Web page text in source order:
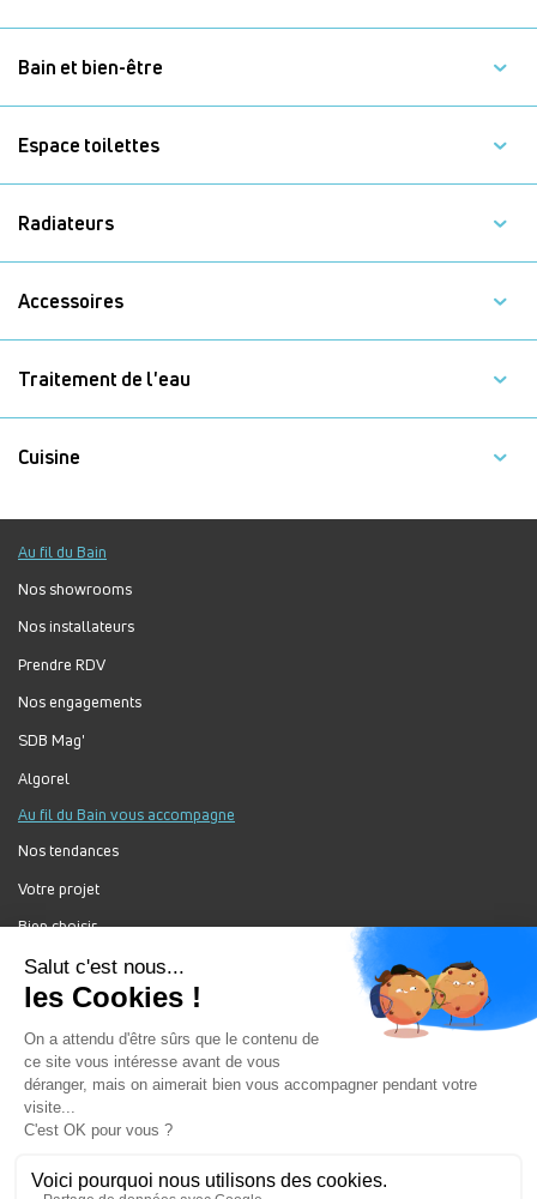
Bain et bien-être
Espace toilettes
Radiateurs
Accessoires
Traitement de l'eau
Cuisine
Au fil du Bain
Nos showrooms
Nos installateurs
Prendre RDV
Nos engagements
SDB Mag'
Algorel
Au fil du Bain vous accompagne
Nos tendances
Votre projet
Bien choisir
Forum Au Fil du Bain
Nos produits